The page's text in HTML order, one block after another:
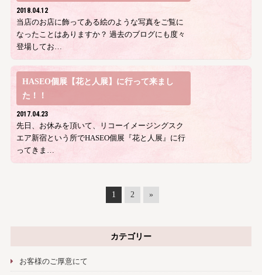
2018.04.12
当店のお店に飾ってある絵のような写真をご覧に
なったことはありますか？ 過去のブログにも度々
登場してお…
HASEO個展【花と人展】に行って来まし
た！！
2017.04.23
先日、お休みを頂いて、リコーイメージングスク
エア新宿という所でHASEO個展『花と人展』に行
ってきま…
1 2 »
カテゴリー
お客様のご厚意にて